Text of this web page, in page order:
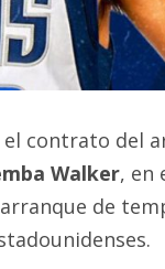
contrato del
Walker, en
de